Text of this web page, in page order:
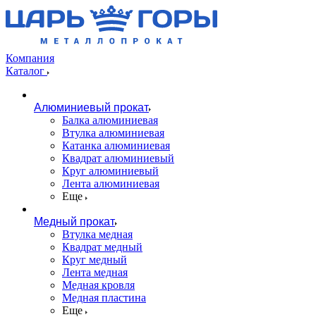
Компания
Каталог
Алюминиевый прокат
Балка алюминиевая
Втулка алюминиевая
Катанка алюминиевая
Квадрат алюминиевый
Круг алюминиевый
Лента алюминиевая
Еще
Медный прокат
Втулка медная
Квадрат медный
Круг медный
Лента медная
Медная кровля
Медная пластина
Еще